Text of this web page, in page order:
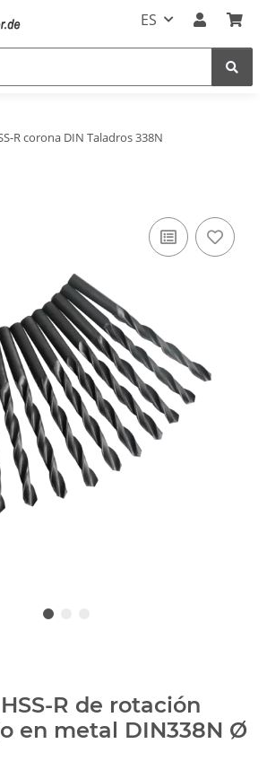
ES
R corona DIN Taladros 338N
R de rotación
en metal DIN338N Ø